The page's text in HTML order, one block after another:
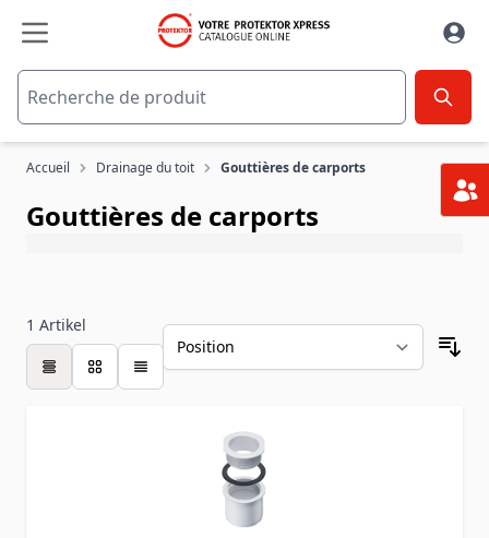
Accueil Drainage du toit Gouttières de carports
Gouttières de carports
1 Artikel
table